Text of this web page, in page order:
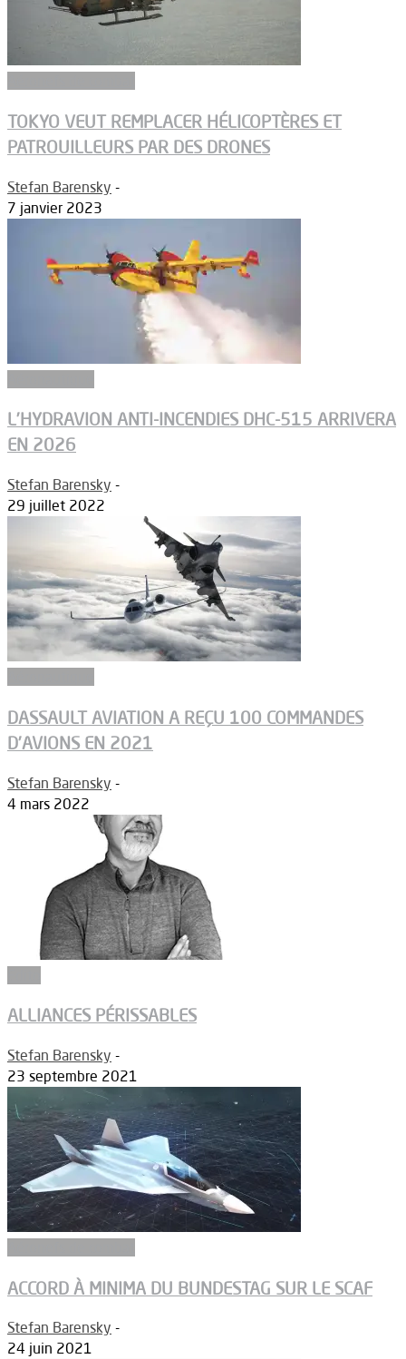
TOKYO VEUT REMPLACER HÉLICOPTÈRES ET
PATROUILLEURS PAR DES DRONES
Stefan Barensky -
7 janvier 2023
L’HYDRAVION ANTI-INCENDIES DHC-515 ARRIVERA
EN 2026
Stefan Barensky -
29 juillet 2022
DASSAULT AVIATION A REÇU 100 COMMANDES
D’AVIONS EN 2021
Stefan Barensky -
4 mars 2022
ALLIANCES PÉRISSABLES
Stefan Barensky -
23 septembre 2021
ACCORD À MINIMA DU BUNDESTAG SUR LE SCAF
Stefan Barensky -
24 juin 2021